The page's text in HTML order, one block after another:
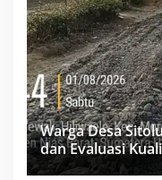
Warga Desa
dan Evaluasi
Minim Informasi